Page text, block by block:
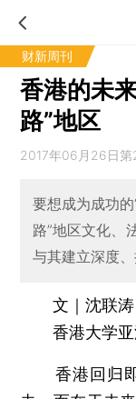
财新周刊
香港的未
路”地区
2017年06月26日第
要想成为成功
路”地区文化、
与其建立深度
文｜沈联涛
香港大学亚
香港回归即